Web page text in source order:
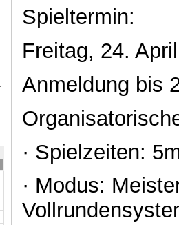
Spieltermin:
Freitag, 24.
Anmeldung bis
· Spielzeiten:
· Modus: